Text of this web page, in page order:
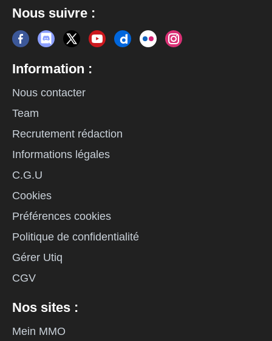
Nous suivre :
Information :
Nous contacter
Team
Recrutement rédaction
Informations légales
C.G.U
Cookies
Préférences cookies
Politique de confidentialité
Gérer Utiq
CGV
Nos sites :
Mein MMO